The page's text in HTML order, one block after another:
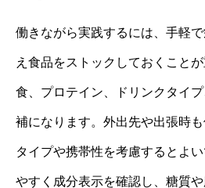
働きながら実践するには、手軽
え食品をストックしておくこと
食、プロテイン、ドリンクタイ
補になります。外出先や出張時
タイプや携帯性を考慮するとよ
やすく成分表示を確認し、糖質